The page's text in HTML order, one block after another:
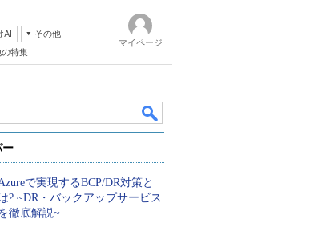
AI
その他
特集
マイページ
ー
で実現するBCP/DR対策と
? ~DR・バックアップサービス
徹底解説~